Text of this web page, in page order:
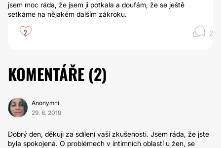
jsem moc ráda, že jsem ji potkala a doufám, že se ještě
setkáme na nějakém dalším zákroku.
2 2
KOMENTÁŘE (2)
Anonymní
29. 8. 2019
Dobrý den, děkuji za sdílení vaší zkušenosti. Jsem ráda, že jste
byla spokojená. O problémech v intimních oblastí u žen, se